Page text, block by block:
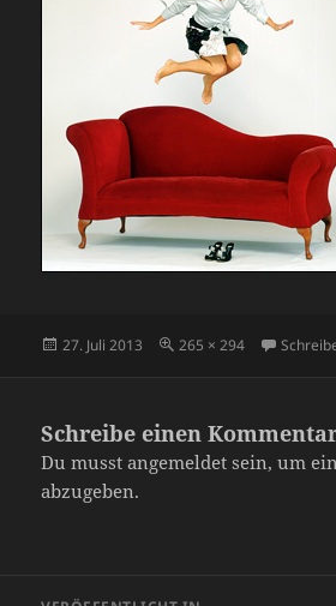
Veröffentlicht
27. Juli 2013 Originalgröße
265 × 294
Schreibe einen
Du musstangemeldet sein, um
abzugeben.